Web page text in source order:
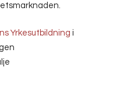
Yrkesutbildning i